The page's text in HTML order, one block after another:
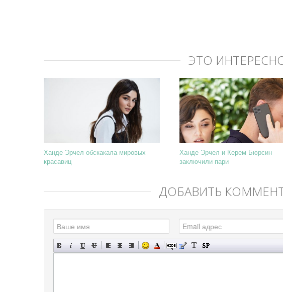
ЭТО
Ханде Эрчел обскакала мировых
красавиц
Ханде Эрчел и Керем Бюрсин
заключили пари
ДОБАВИТЬ